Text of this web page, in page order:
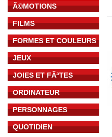
Ã©MOTIONS
FILMS
FORMES ET COULEURS
JEUX
JOIES ET FÃªTES
ORDINATEUR
PERSONNAGES
QUOTIDIEN